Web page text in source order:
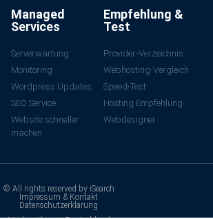
Managed
Services
Serverwartung
Monitoring
Wordpress Updates
SEO Service
Website schneller
machen
Empfehlung &
Test
Provider-Verzeichnis
Webhosting-Vergleich
Speed-Test
Hosting Empfehlung
Webdesigner
© All rights reserved by iSearch
Impressum & Kontakt
Datenschutzerklärung